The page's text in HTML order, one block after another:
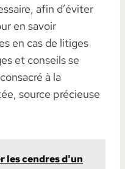
afin d’éviter
en savoir
en cas de litiges
et conseils se
à la
source précieuse
les cendres d'un